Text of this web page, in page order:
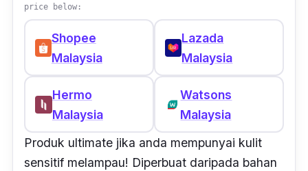
price below:
Shopee
Malaysia
Lazada
Malaysia
Hermo
Malaysia
Watsons
Malaysia
Produk ultimate jika anda mempunyai kulit
sensitif melampau! Diperbuat daripada bahan